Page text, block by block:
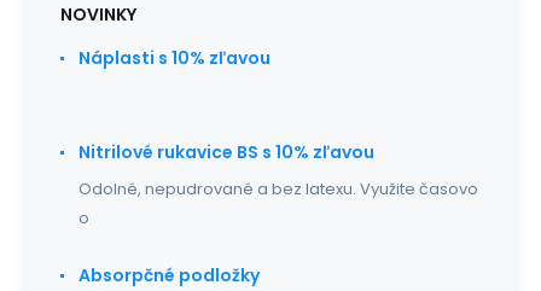
NOVINKY
Náplasti s 10% zľavou
Nitrilové rukavice BS s 10% zľavou
Odolné, nepudrované a bez latexu. Využite časovo
o
Absorpčné podložky